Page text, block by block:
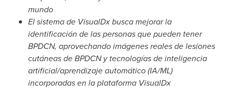
mundo
El sistema de VisualDx busca mejorar la
identificación de las personas que pueden tener
BPDCN, aprovechando imágenes reales de lesiones
cutáneas de BPDCN y tecnologías de inteligencia
artificial/aprendizaje automático (IA/ML)
incorporadas en la plataforma VisualDx